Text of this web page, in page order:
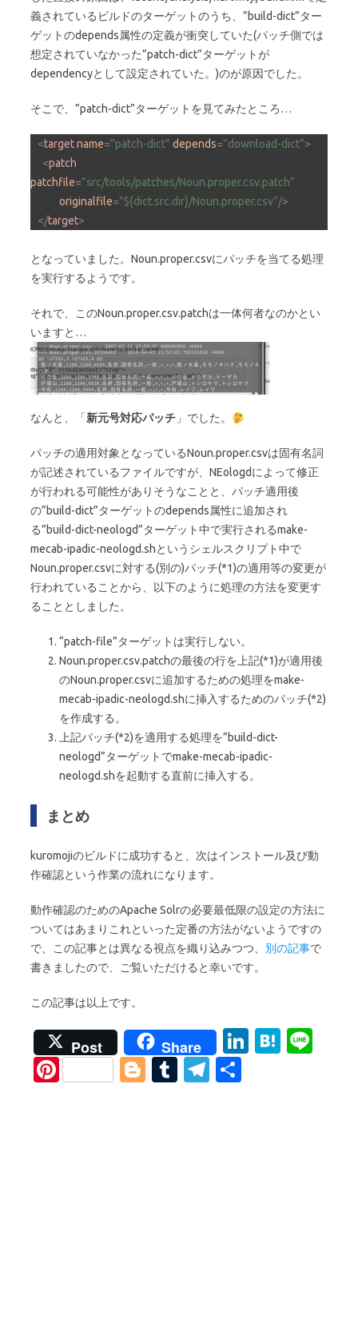
義されているビルドのターゲットのうち、”build-dict”ター
ゲットのdepends属性の定義が衝突していた(パッチ側では
想定されていなかった”patch-dict”ターゲットが
dependencyとして設定されていた。)のが原因でした。
そこで、”patch-dict”ターゲットを見てみたところ…
<targetname=”patch-dict” depends=”download-dict”>
<patch
patchfile=”src/tools/patches/Noun.proper.csv.patch”
originalfile=”${dict.src.dir}/Noun.proper.csv”/>
</target>
となっていました。Noun.proper.csvにパッチを当てる処理
を実行するようです。
それで、このNoun.proper.csv.patchは一体何者なのかとい
いますと…
なんと、「新元号対応パッチ 」でした。
パッチの適用対象となっているNoun.proper.csvは固有名詞
が記述されているファイルですが、NEologdによって修正
が行われる可能性がありそうなことと、パッチ適用後
の”build-dict”ターゲットのdepends属性に追加され
る”build-dict-neologd”ターゲット中で実行されるmake-
mecab-ipadic-neologd.shというシェルスクリプト中で
Noun.proper.csvに対する(別の)パッチ(*1)の適用等の変更が
行われていることから、以下のように処理の方法を変更す
ることとしました。
“patch-file”ターゲットは実行しない。
Noun.proper.csv.patchの最後の行を上記(*1)が適用後
のNoun.proper.csvに追加するための処理をmake-
mecab-ipadic-neologd.shに挿入するためのパッチ(*2)
を作成する。
上記パッチ(*2)を適用する処理を”build-dict-
neologd”ターゲットでmake-mecab-ipadic-
neologd.shを起動する直前に挿入する。
まとめ
kuromojiのビルドに成功すると、次はインストール及び動
作確認という作業の流れになります。
動作確認のためのApache Solrの必要最低限の設定の方法に
ついてはあまりこれといった定番の方法がないようですの
で、この記事とは異なる視点を織り込みつつ、 別の記事で
書きましたので、ご覧いただけると幸いです。
この記事は以上です。
Post Share
Li
H
Pi
Bl
T
T